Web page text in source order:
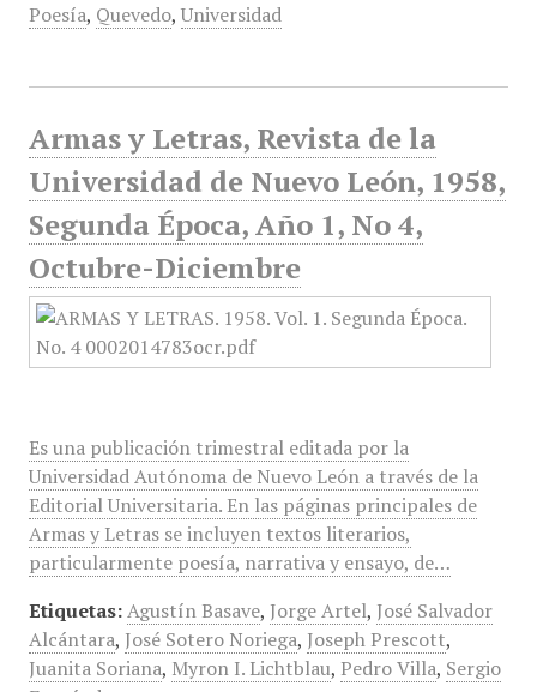
Poesía, Quevedo, Universidad
Armas y Letras, Revista de la
Universidad de Nuevo León, 1958,
Segunda Época, Año 1, No 4,
Octubre-Diciembre
Es una publicación trimestral editada por la
Universidad Autónoma de Nuevo León a través de la
Editorial Universitaria. En las páginas principales de
Armas y Letras se incluyen textos literarios,
particularmente poesía, narrativa y ensayo, de…
Etiquetas: Agustín Basave, Jorge Artel, José Salvador
Alcántara, José Sotero Noriega, Joseph Prescott,
Juanita Soriana, Myron I. Lichtblau, Pedro Villa, Sergio